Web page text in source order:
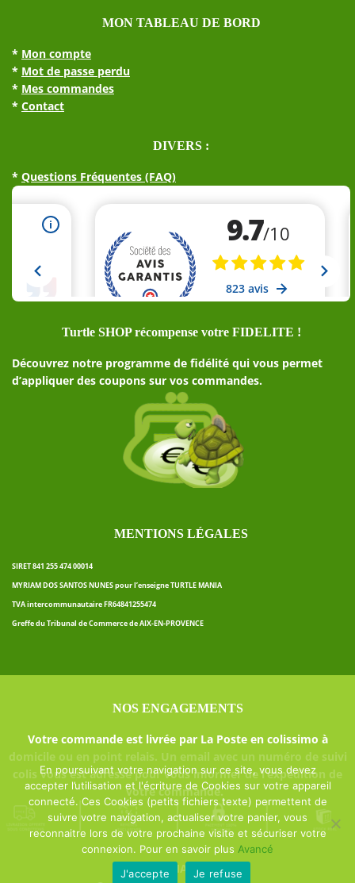
MON TABLEAU DE BORD
* Mon compte
* Mot de passe perdu
* Mes commandes
* Contact
DIVERS :
* Questions Fréquentes (FAQ)
Turtle SHOP récompense votre FIDELITE !
Découvrez notre programme de fidélité qui vous permet
d’appliquer des coupons sur vos commandes.
MENTIONS LÉGALES
SIRET 841 255 474 00014
MYRIAM DOS SANTOS NUNES pour l’enseigne TURTLE MANIA
TVA intercommunautaire FR64841255474
Greffe du Tribunal de Commerce de AIX-EN-PROVENCE
NOS ENGAGEMENTS
Votre commande est livrée par La Poste en colissimo à
domicile ou en point relais. Un email avec un numéro de suivi
colis vous est adressé pour vous informer de l’expédition de
votre commande.
Turtle MANIA ©
En poursuivant votre navigation sur ce site, vous devez
accepter l’utilisation et l'écriture de Cookies sur votre appareil
connecté. Ces Cookies (petits fichiers texte) permettent de
suivre votre navigation, actualiser votre panier, vous
reconnaitre lors de votre prochaine visite et sécuriser votre
connexion. Pour en savoir plus Avancé
J'accepte
Je refuse